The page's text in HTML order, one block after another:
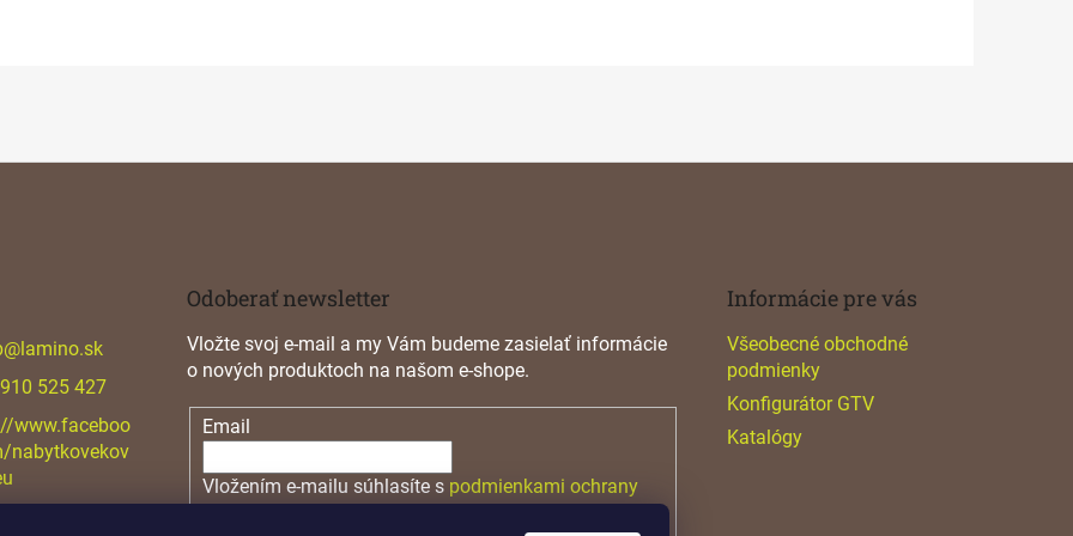
y
v
ý
p
s
u
@lamino.sk
525 427
www.faceboo
nabytkovekov
Odoberať newsletter
Vložte svoj e-mail a my Vám budeme zasielať informácie
o nových produktoch na našom e-shope.
Email
Vložením e-mailu súhlasíte s podmienkami ochrany
Informácie pre vás
Všeobecné obchodné
podmienky
Konfigurátor GTV
Katalógy